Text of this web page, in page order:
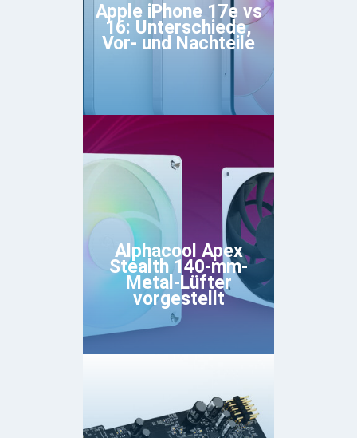
Apple iPhone 17e vs
16: Unterschiede,
Vor- und Nachteile
Alphacool Apex
Stealth 140-mm-
Metal-Lüfter
vorgestellt